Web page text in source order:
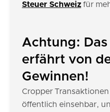
Steuer Schweiz für
Achtung:
erfährt von
Gewinnen!
Cropper
öffentlich einsehbar,